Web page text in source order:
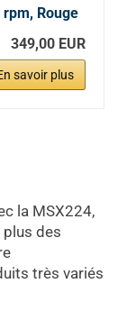
Rouge
349,00 EUR
savoir plus
la MSX224,
plus des
très variés